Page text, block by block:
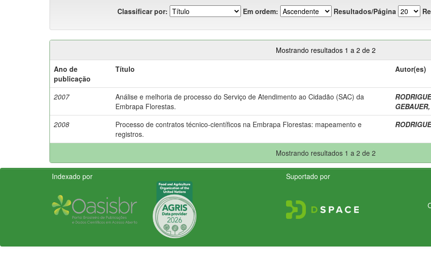
Classificar por: Em ordem: Resultados/Página
Mostrando resultados 1 a 2 de 2
Ano de
publicação
Título Autor(es)
2007
Análise e melhoria de processo do Serviço de Atendimento ao Cidadão (SAC) da
Embrapa Florestas.
2008
Processo de contratos técnico-científicos na Embrapa Florestas: mapeamento e
registros.
Mostrando resultados 1 a 2 de 2
Indexado por Suportado por